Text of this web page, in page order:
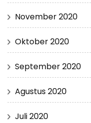
November 2020
Oktober 2020
September 2020
Agustus 2020
Juli 2020